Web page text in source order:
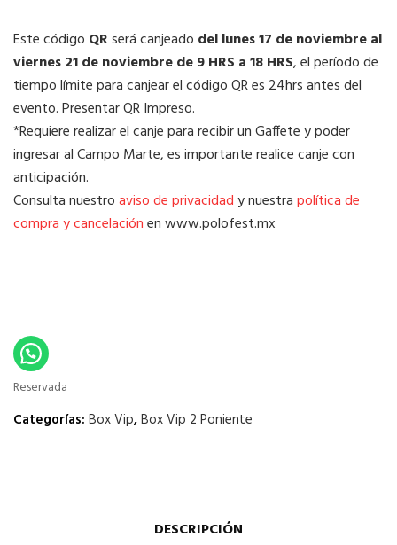
Este código QRserá canjeado del lunes 17 de noviembre al
viernes 21 de noviembre de 9 HRS a 18 HRS, el período de
tiempo límite para canjear el código QR es 24hrs antes del
evento. Presentar QR Impreso.
*Requiere realizar el canje para recibir un Gaffete y poder
ingresar al Campo Marte, es importante realice canje con
anticipación.
Consulta nuestroaviso de privacidady nuestrapolítica de
compra y cancelaciónen www.polofest.mx
Reservada
Categorías: Box Vip,Box Vip 2 Poniente
DESCRIPCIÓN